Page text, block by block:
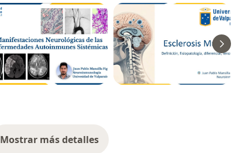
Mostrar más detalles
sobre la experiencia